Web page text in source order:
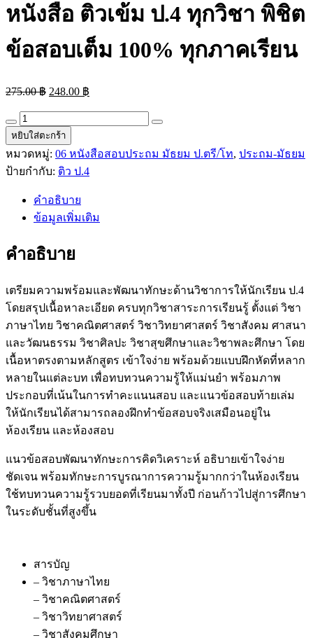
หนังสือ ติวเข้ม ป.4 ทุกวิชา พิชิต
ข้อสอบเต็ม 100% ทุกภาคเรียน
275.00฿ Original
price
was:
275.00 ฿.
248.00 ฿
price
is:
248.00 ฿.
หนังสือ
ติว
เข้ม
ป.4
วิชา
พิชิต
เต็ม
ทุก
ภาค
เรียน
quantity
หยิบใส่ตะกร้า
หมวดหมู่: 06 หนังสือสอบประถม มัธยม ป.ตรี/โท, ประถม-มัธยม
ป้ายกำกับ: ติว ป.4
คำอธิบาย
ข้อมูลเพิ่มเติม
คำอธิบาย
เตรียมความพร้อมและพัฒนาทักษะด้านวิชาการให้นักเรียน ป.4
โดยสรุปเนื้อหาละเอียด ครบทุกวิชาสาระการเรียนรู้ ตั้งแต่ วิชา
ภาษาไทย วิชาคณิตศาสตร์ วิชาวิทยาศาสตร์ วิชาสังคม ศาสนา
และวัฒนธรรม วิชาศิลปะ วิชาสุขศึกษาและวิชาพละศึกษา โดย
เนื้อหาตรงตามหลักสูตร เข้าใจง่าย พร้อมด้วยแบบฝึกหัดที่หลาก
หลายในแต่ละบท เพื่อทบทวนความรู้ให้แม่นยำ พร้อมภาพ
ประกอบที่เน้นในการทำคะแนนสอบ และแนวข้อสอบท้ายเล่ม
ให้นักเรียนได้สามารถลองฝึกทำข้อสอบจริงเสมือนอยู่ใน
ห้องเรียน และห้องสอบ
แนวข้อสอบพัฒนาทักษะการคิดวิเคราะห์ อธิบายเข้าใจง่าย
ชัดเจน พร้อมทักษะการบูรณาการความรู้มากกว่าในห้องเรียน
ใช้ทบทวนความรู้รวบยอดที่เรียนมาทั้งปี ก่อนก้าวไปสู่การศึกษา
ในระดับชั้นที่สูงขึ้น
สารบัญ
– วิชาภาษาไทย
– วิชาคณิตศาสตร์
– วิชาวิทยาศาสตร์
– วิชาสังคมศึกษา